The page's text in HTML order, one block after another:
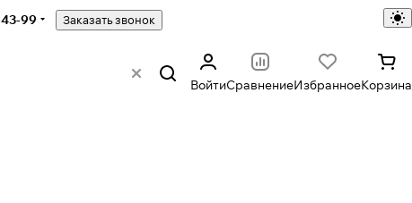
99 Заказать звонок
ВойтиСравнениеИзбранноеКорзина